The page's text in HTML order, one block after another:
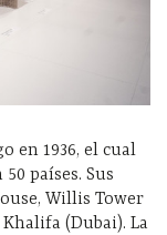
en 1936, el cual
países. Sus
Willis Tower
(Dubai). La